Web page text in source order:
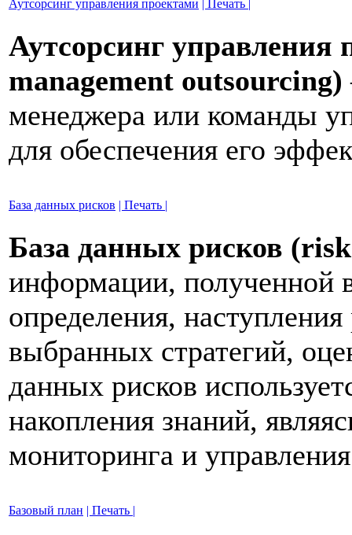
Аутсорсинг управления проектами | Печать |
Аутсорсинг управления
management outsourcing)
менеджера или команды
для обеспечения его
База данных рисков | Печать |
База данных рисков
информации, полученной
определения,
выбранных стратегий,
данных рисков
накопления знаний,
мониторинга и
Базовый план | Печать |